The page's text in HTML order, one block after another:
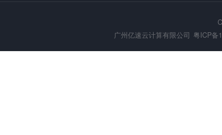
广州亿速云计算有限公司 粤ICP备